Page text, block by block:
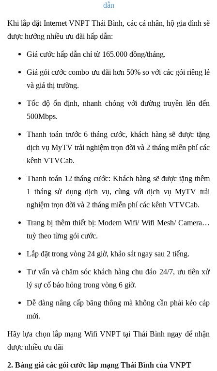
dẫn
Khi lắp đặt Internet VNPT Thái Bình, các cá nhân, hộ gia đình sẽ
được hưởng nhiều ưu đãi hấp dẫn:
Giá cước hấp dẫn chỉ từ 165.000 đồng/tháng.
Giá gói cước combo ưu đãi hơn 50% so với các gói riêng lẻ
và giá thị trường.
Tốc độ ổn định, nhanh chóng với đường truyền lên đến
500Mbps.
Thanh toán trước 6 tháng cước, khách hàng sẽ được tặng
dịch vụ MyTV trải nghiệm trọn đời và 2 tháng miễn phí các
kênh VTVCab.
Thanh toán 12 tháng cước: Khách hàng sẽ được tặng thêm
1 tháng sử dụng dịch vụ, cùng với dịch vụ MyTV trải
nghiệm trọn đời và 2 tháng miễn phí các kênh VTVCab.
Trang bị thêm thiết bị: Modem Wifi/ Wifi Mesh/ Camera…
tuỳ theo từng gói cước.
Lắp đặt trong vòng 24 giờ, khảo sát ngay sau 2 tiếng.
Tư vấn và chăm sóc khách hàng chu đáo 24/7, ưu tiên xử
lý sự cố báo hỏng trong vòng 6 giờ.
Dễ dàng nâng cấp băng thông mà không cần phải kéo cáp
mới.
Hãy lựa chọn lắp mạng Wifi VNPT tại Thái Bình ngay để nhận
được nhiều ưu đãi
2. Bảng giá các gói cước lắp mạng Thái Bình của VNPT